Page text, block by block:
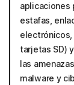
aplicaciones
estafas,
tarjetas SD)
las
malware y